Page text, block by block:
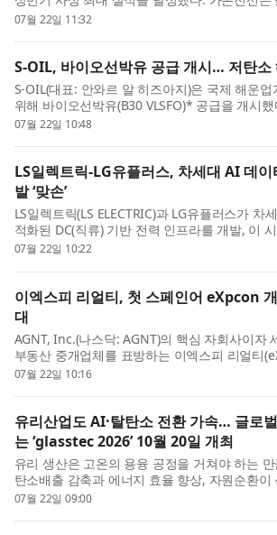
1조6330억원, 영업이익 640억원을 기록했다
07월 22일 11:32
S-OIL, 바이오선박유 공급 개시… 저탄소
S-OIL(대표: 안와르 알 히즈아지)은 국제 해운
위해 바이오선박유(B30 VLSFO)* 공급을 개시
포함된 선박유 바이오선박유는 기존 초저유황
07월 22일 10:48
LS일렉트릭-LG유플러스, 차세대 AI 데
발 ‘맞손’
LS일렉트릭(LS ELECTRIC)과 LG유플러스가
적화된 DC(직류) 기반 전력 인프라를 개발, 이
LG유플러스와 지난 21일 서울 용산구 LS용산
07월 22일 10:22
이엑스피 리얼티, 첫 스페인어 eXpcon
대
AGNT, Inc.(나스닥: AGNT)의 핵심 자회사이자
부동산 중개업체를 표방하는 이엑스피 리얼티
부터 8일까지 콜롬비아 메데인에서 열리는
07월 22일 10:16
유리산업도 AI·탈탄소 전환 가속… 글로
는 ‘glasstec 2026’ 10월 20일 개최
유리 생산은 고온의 용융 공정을 거쳐야 하는
탄소배출 감축과 에너지 효율 향상, 자원순환
다. 여기에 AI와 디지털 기술이 생산공정과 품
07월 22일 09:00